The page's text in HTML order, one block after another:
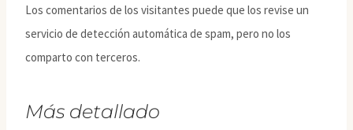
Los comentarios de los visitantes puede que los revise un
servicio de detección automática de spam, pero no los
comparto con terceros.
Más detallado